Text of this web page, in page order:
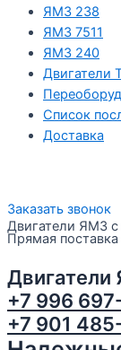
ЯМЗ 238
ЯМЗ 7511
ЯМЗ 240
Двигатели
Список
Доставка
Заказать звонок
Двигатели ЯМЗ с
Прямая
+7 996
+7 901